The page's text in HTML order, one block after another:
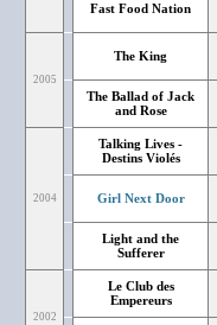
Fast Food Nation
2005
The King
The Ballad of Jack
and Rose
2004
Talking Lives -
Destins Violés
Girl Next Door
Light and the
Sufferer
2002
Le Club des
Empereurs